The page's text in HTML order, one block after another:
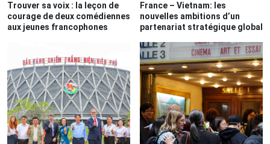
Trouver sa voix : la leçon de
courage de deux comédiennes
aux jeunes francophones
France – Vietnam: les
nouvelles ambitions d’un
partenariat stratégique global